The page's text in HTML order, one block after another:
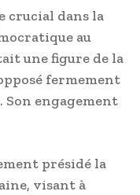
crucial dans la
au
une figure de la
fermement
Son engagement
présidé la
visant à